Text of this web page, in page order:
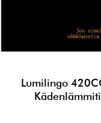
Lumilingo